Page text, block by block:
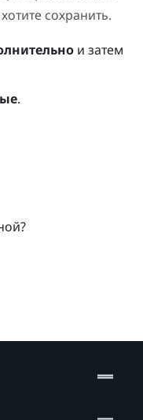
сохранить.
и затем
.